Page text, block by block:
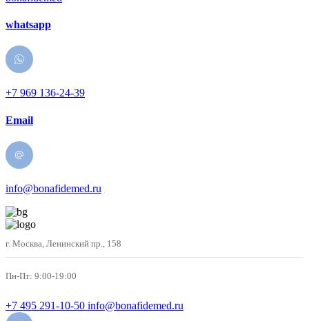
whatsapp
+7 969 136-24-39
Email
info@bonafidemed.ru
г. Москва, Ленинский пр., 158
Пн-Пт: 9:00-19:00
+7 495 291-10-50 info@bonafidemed.ru